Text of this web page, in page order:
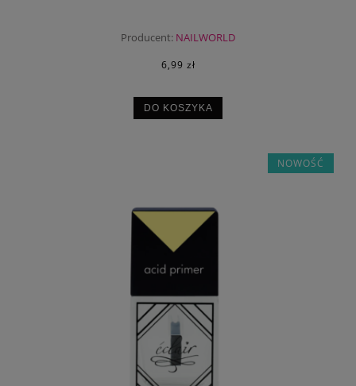
Producent: NAILWORLD
6,99 zł
DO KOSZYKA
NOWOŚĆ